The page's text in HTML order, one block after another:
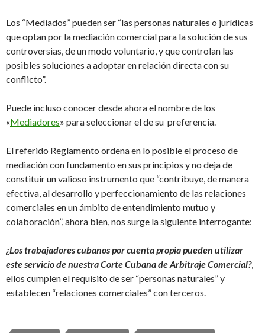
Los “Mediados” pueden ser “las personas naturales o jurídicas
que optan por la mediación comercial para la solución de sus
controversias, de un modo voluntario, y que controlan las
posibles soluciones a adoptar en relación directa con su
conflicto”.
Puede incluso conocer desde ahora el nombre de los
«Mediadores» para seleccionar el de su preferencia.
El referido Reglamento ordena en lo posible el proceso de
mediación con fundamento en sus principios y no deja de
constituir un valioso instrumento que “contribuye, de manera
efectiva, al desarrollo y perfeccionamiento de las relaciones
comerciales en un ámbito de entendimiento mutuo y
colaboración”, ahora bien, nos surge la siguiente interrogante:
¿Los trabajadores cubanos por cuenta propia pueden utilizar
este servicio de nuestra Corte Cubana de Arbitraje Comercial?,
ellos cumplen el requisito de ser “personas naturales” y
establecen “relaciones comerciales” con terceros.